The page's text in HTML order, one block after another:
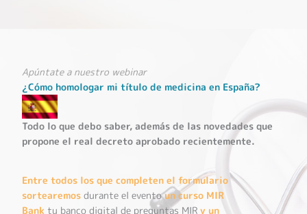
Apúntate a nuestro webinar
¿Cómo homologar mi título de medicina en España?
Todo lo que debo saber, además de las novedades que
propone el real decreto aprobado recientemente.
Entre todos los que completen el formulario
sortearemos durante el eventoun curso MIR
Bank tu banco digital de preguntas MIR y un